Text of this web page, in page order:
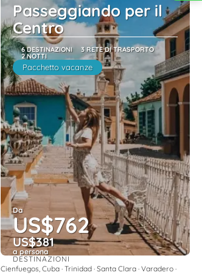
Passeggiando per il
Centro
6 DESTINAZIONI 3 RETE DI TRASPORTO
2 NOTTI
Pacchetto vacanze
Da
US$762
US$381
a persona
Vedere
DESTINAZIONI
Cienfuegos, Cuba · Trinidad · Santa Clara · Varadero ·